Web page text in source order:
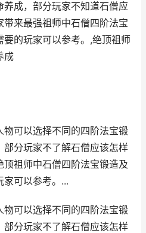
成，部分玩家不知道石僧应
来最强祖师中石僧四阶法宝
的玩家可以参考。,绝顶祖师
成
可以选择不同的四阶法宝锻
分玩家不了解石僧应该怎样
祖师中石僧四阶法宝锻造及
可以参考。...
可以选择不同的四阶法宝锻
分玩家不了解石僧应该怎样